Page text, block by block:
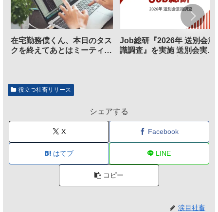
在宅勤務僕くん、本日のタス
クを終えてあとはミーティン
Job総研『2026年 送別会意
識調査』を実施 送別会実施
役立つ社畜リリース
シェアする
X Facebook
はてブ LINE
コピー
涙目社畜